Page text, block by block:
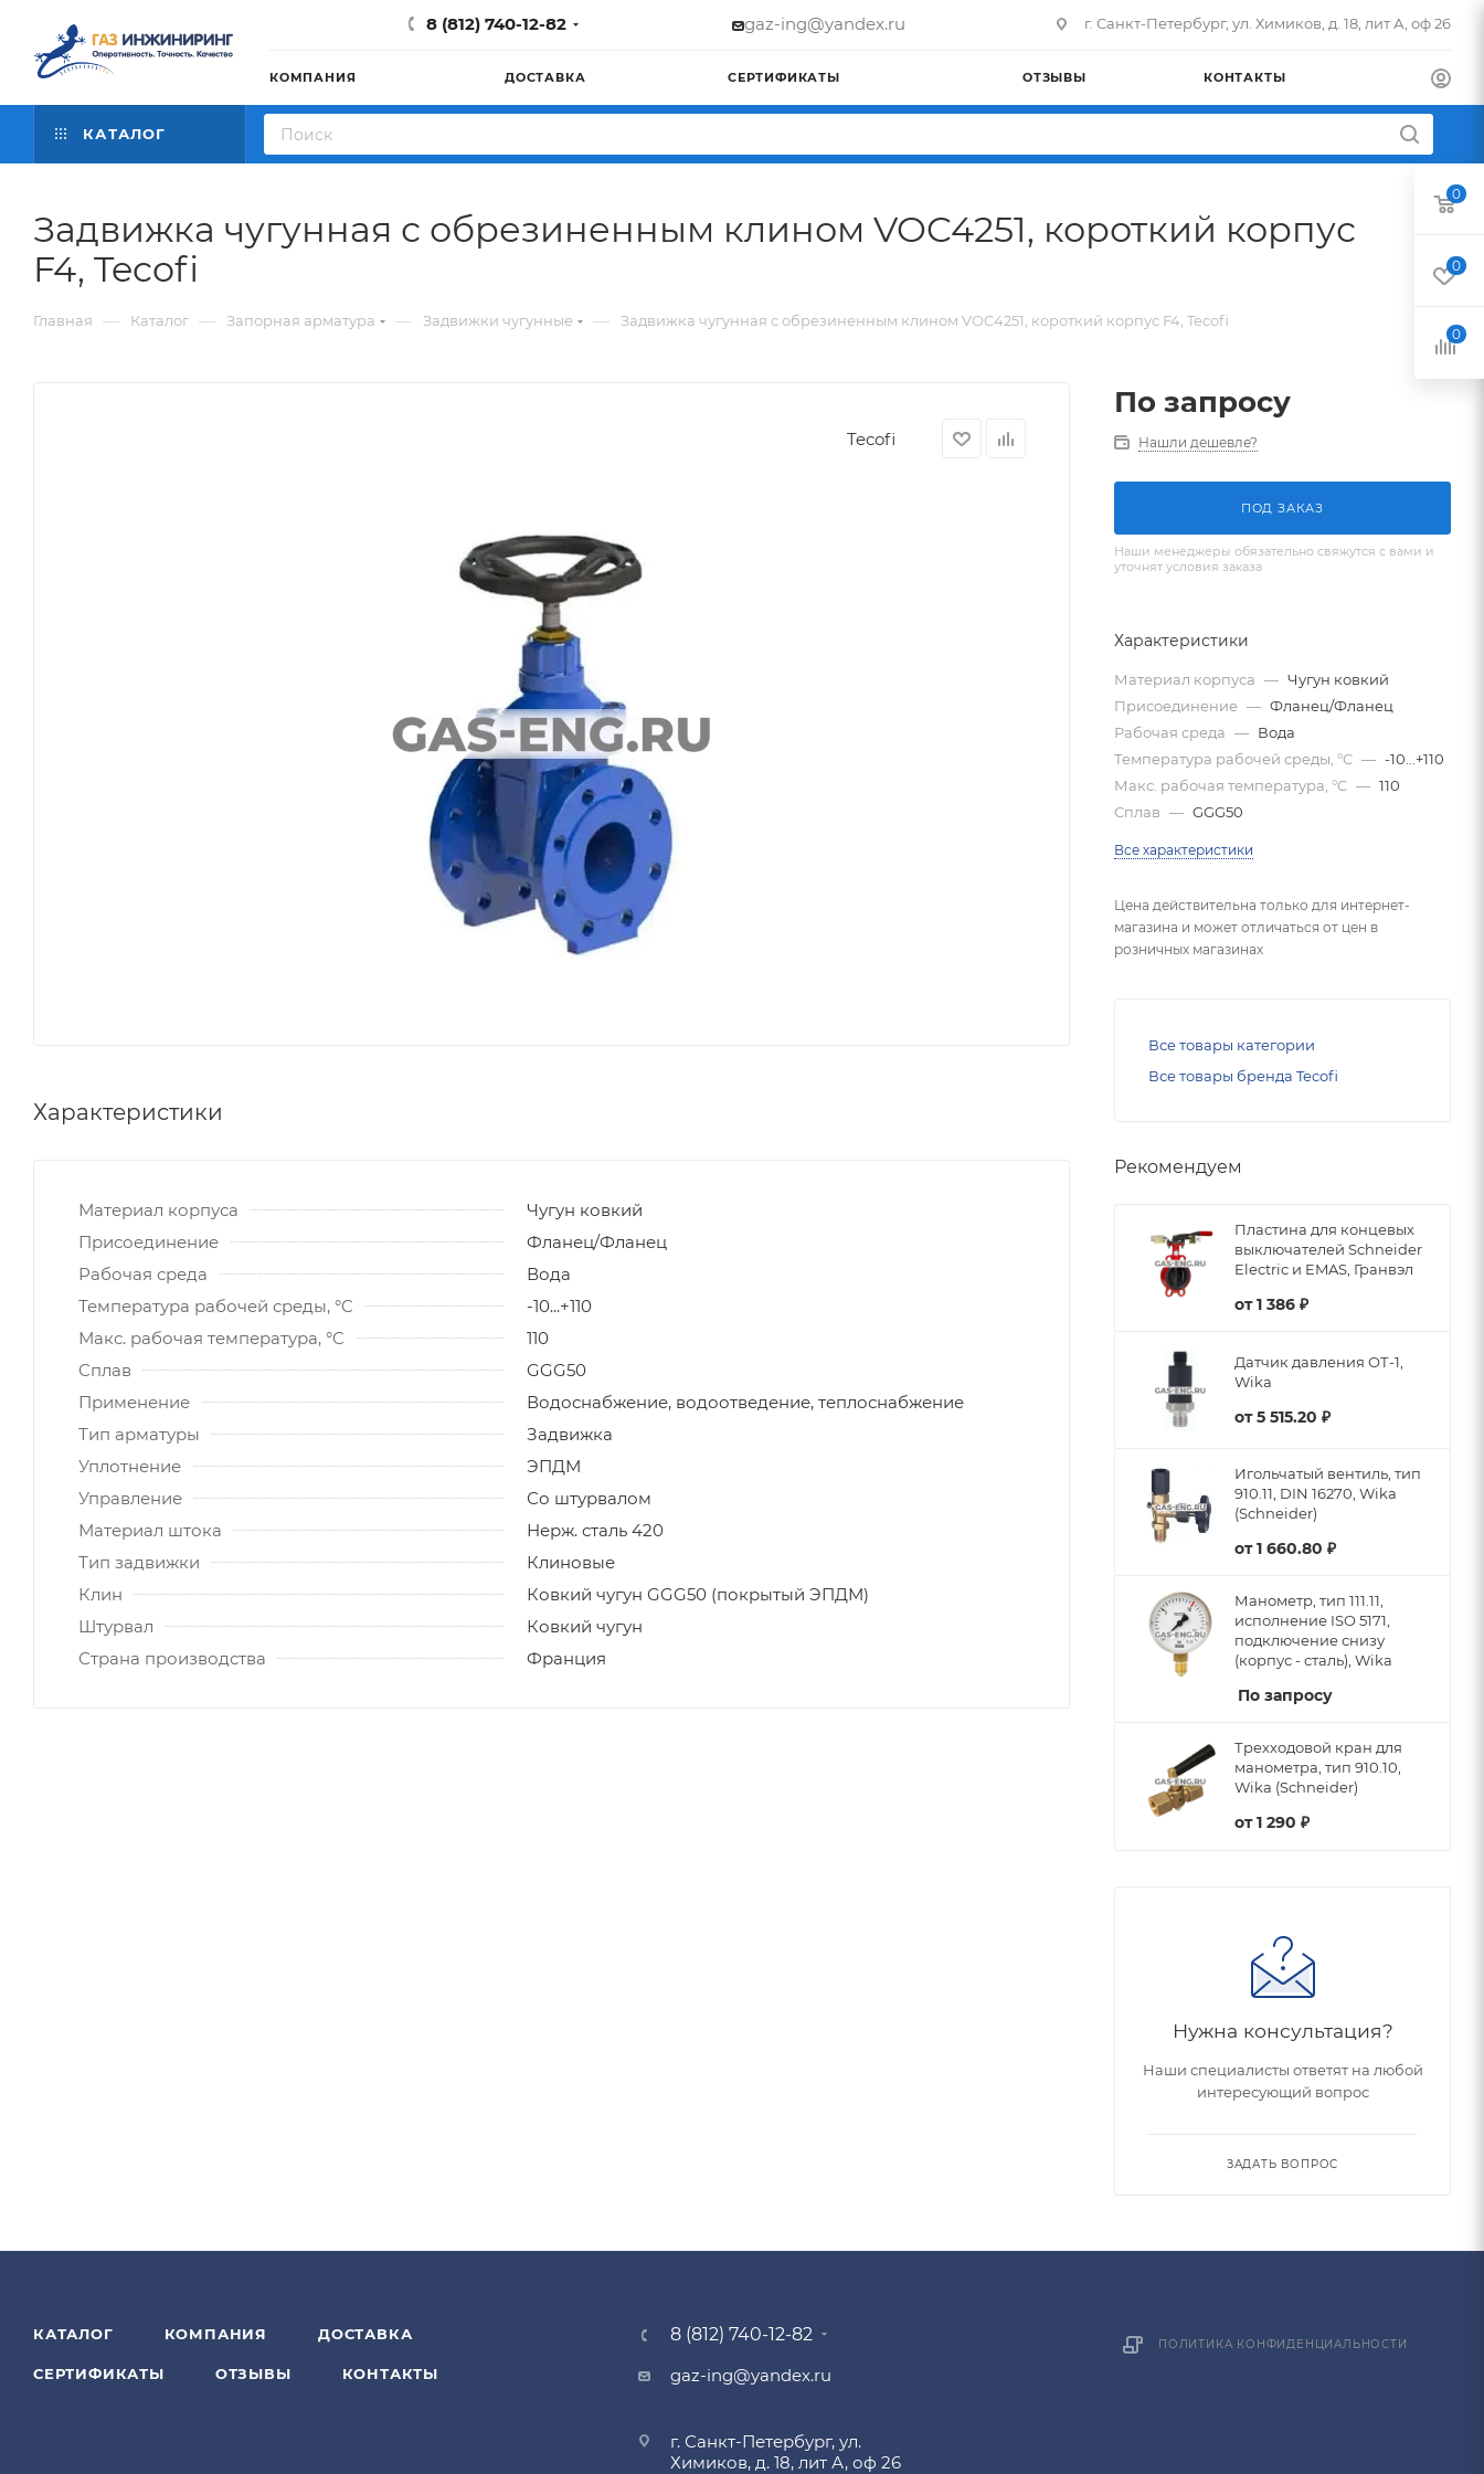
8 (812) 740-12-82 gaz-ing@yandex.ru г. Санкт-Петербург, ул. Химиков, д. 18, лит А, оф 26
КОМПАНИЯ ДОСТАВКА СЕРТИФИКАТЫ ОТЗЫВЫ КОНТАКТЫ
КАТАЛОГ
Задвижка чугунная с обрезиненным клином VOC4251, короткий корпус
F4, Tecofi
Главная — Каталог — Запорная арматура — Задвижки чугунные — Задвижка чугунная с обрезиненным клином VOC4251, короткий корпус F4, Tecofi
Tecofi
Характеристики
Материал корпуса
Чугун ковкий
Присоединение
Фланец/Фланец
Рабочая среда
Вода
Температура рабочей среды, °C
-10...+110
Макс. рабочая температура, °C
110
Сплав
GGG50
Применение
Водоснабжение, водоотведение, теплоснабжение
Тип арматуры
Задвижка
Уплотнение
ЭПДМ
Управление
Со штурвалом
Материал штока
Нерж. сталь 420
Тип задвижки
Клиновые
Клин
Ковкий чугун GGG50 (покрытый ЭПДМ)
Штурвал
Ковкий чугун
Страна производства
Франция
По запросу
Нашли дешевле?
ПОД ЗАКАЗ
Наши менеджеры обязательно свяжутся с вами и
уточнят условия заказа
Характеристики
Материал корпуса — Чугун ковкий
Присоединение — Фланец/Фланец
Рабочая среда — Вода
Температура рабочей среды, °C — -10...+110
Макс. рабочая температура, °C — 110
Сплав — GGG50
Все характеристики
Цена действительна только для интернет-
магазина и может отличаться от цен в
розничных магазинах
Все товары категории
Все товары бренда Tecofi
Рекомендуем
Пластина для концевых
выключателей Schneider
Electric и EMAS, Гранвэл
от1 386 ₽
Датчик давления ОТ-1,
Wika
от5 515.20 ₽
Игольчатый вентиль, тип
910.11, DIN 16270, Wika
(Schneider)
от1 660.80 ₽
Манометр, тип 111.11,
исполнение ISO 5171,
подключение снизу
(корпус - сталь), Wika
По запросу
Трехходовой кран для
манометра, тип 910.10,
Wika (Schneider)
от1 290 ₽
Нужна консультация?
Наши специалисты ответят на любой
интересующий вопрос
ЗАДАТЬ ВОПРОС
КАТАЛОГ КОМПАНИЯ ДОСТАВКА
СЕРТИФИКАТЫ ОТЗЫВЫ КОНТАКТЫ
8 (812) 740-12-82
gaz-ing@yandex.ru
г. Санкт-Петербург, ул.
Химиков, д. 18, лит А, оф 26
ПОЛИТИКА КОНФИДЕНЦИАЛЬНОСТИ
0
0
0